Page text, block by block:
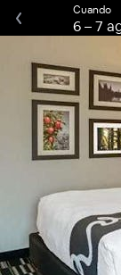
Cuando
6–7